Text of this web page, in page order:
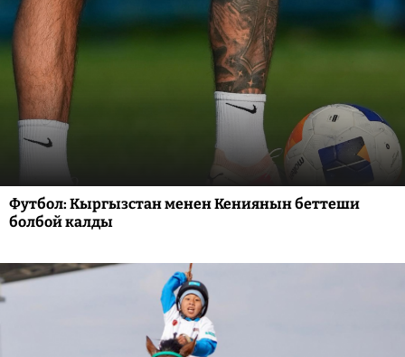
Футбол: Кыргызстан менен Кениянын беттеши
болбой калды